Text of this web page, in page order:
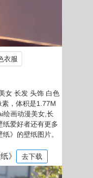
衣服
女 长发 头饰 白色
，体积是1.77M
绘画动漫美女,长
纸爱好者还有更多
》的壁纸图片。
》 去下载